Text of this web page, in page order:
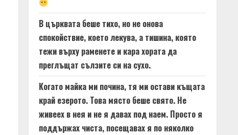
В църквата беше тихо, но не онова
спокойствие, което лекува, а тишина, която
тежи върху раменете и кара хората да
преглъщат сълзите си на сухо.
Когато майка ми почина, тя ми остави къщата
край езерото. Това място беше свято. Не
живеех в нея и не я давах под наем. Просто я
поддържах чиста, посещавах я по няколко